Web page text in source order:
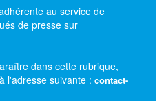
au service de
de presse sur
dans cette rubrique,
l'adresse suivante : contact-